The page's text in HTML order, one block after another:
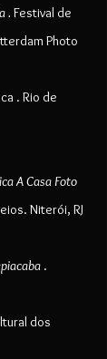
. Festival de
Photo
. Rio de
A Casa Foto
Niterói, RJ
.
dos